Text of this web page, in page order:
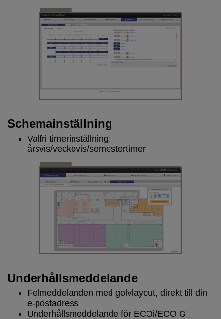
Schemainställning
Valfri timerinställning:
årsvis/veckovis/semestertimer
Underhållsmeddelande
Felmeddelanden med golvlayout, direkt till din
e-postadress
Underhållsmeddelande för ECOi/ECO G